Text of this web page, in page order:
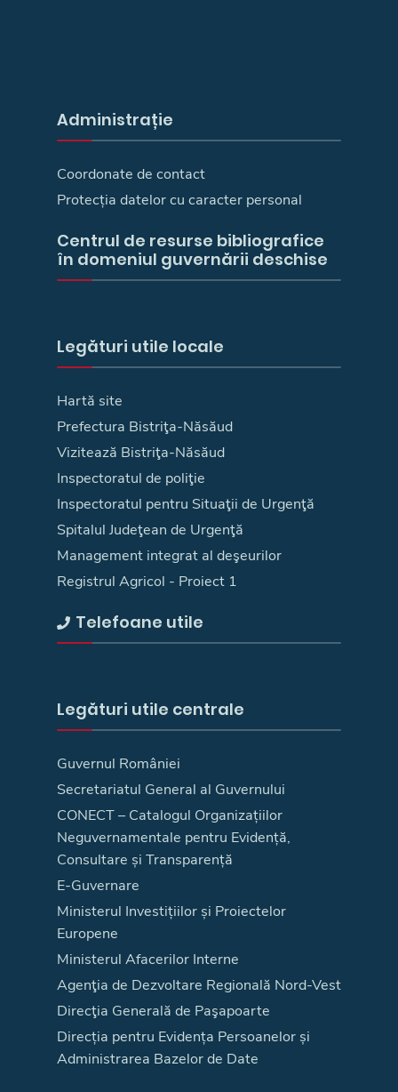
Administrație
Coordonate de contact
Protecția datelor cu caracter personal
Centrul de resurse bibliografice
în domeniul guvernării deschise
Legături utile locale
Hartă site
Prefectura Bistriţa-Năsăud
Vizitează Bistriţa-Năsăud
Inspectoratul de poliţie
Inspectoratul pentru Situaţii de Urgenţă
Spitalul Judeţean de Urgenţă
Management integrat al deşeurilor
Registrul Agricol - Proiect 1
Telefoane utile
Legături utile centrale
Guvernul României
Secretariatul General al Guvernului
CONECT – Catalogul Organizațiilor
Neguvernamentale pentru Evidență,
Consultare și Transparență
E-Guvernare
Ministerul Investițiilor și Proiectelor
Europene
Ministerul Afacerilor Interne
Agenţia de Dezvoltare Regională Nord-Vest
Direcţia Generală de Paşapoarte
Direcția pentru Evidența Persoanelor și
Administrarea Bazelor de Date